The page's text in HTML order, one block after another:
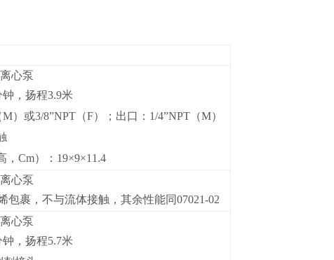
心泵
，扬程3.9米
）或3/8”NPT（F）；出口：1/4”NPT（M）
，Cm）：19×9×11.4
心泵
包裹，不与流体接触，其余性能同07021-02
心泵
，扬程5.7米